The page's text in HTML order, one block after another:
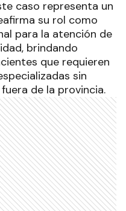
caso representa un
su rol como
para la atención de
brindando
que requieren
sin
de la provincia.